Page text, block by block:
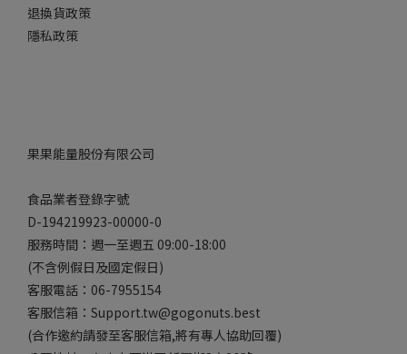
退換貨政策
隱私政策
果果能量股份有限公司
食品業者登錄字號
D-194219923-00000-0
服務時間：週一至週五 09:00-18:00
(不含例假日及國定假日)
客服電話：06-7955154
客服信箱：Support.tw@gogonuts.best
(合作邀約請發至客服信箱,將有專人協助回覆)